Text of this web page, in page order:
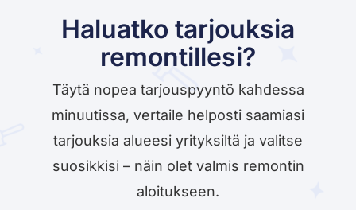
Haluatko tarjouksia
remontillesi?
Täytä nopea tarjouspyyntö kahdessa
minuutissa, vertaile helposti saamiasi
tarjouksia alueesi yrityksiltä ja valitse
suosikkisi – näin olet valmis remontin
aloitukseen.